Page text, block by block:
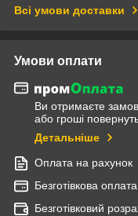
Всі умови доставки
Умови оплати
Ви отримаєте
або гроші
Детальніше
Оплата на рахунок
Безготівкова
Безготівковий